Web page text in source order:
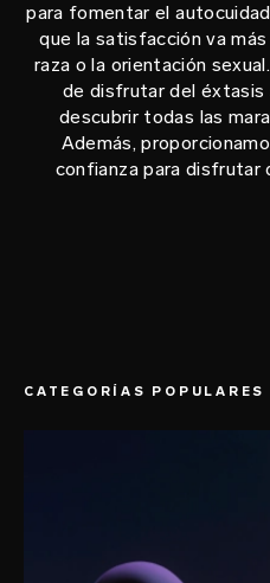
para fomentar el
que la satisfacción va
raza o la orientación
de disfrutar del éxtasis
descubrir todas las
Además,
confianza para disfrutar
CATEGORÍAS POPULARES